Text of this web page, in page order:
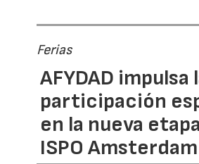
Ferias
AFYDAD impulsa
participación
en la nueva
ISPO